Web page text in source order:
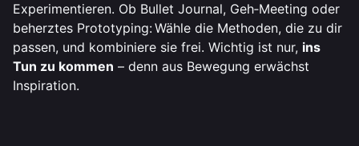
Experimentieren. Ob Bullet Journal, Geh‑Meeting oder
beherztes Prototyping: Wähle die Methoden, die zu dir
passen, und kombiniere sie frei. Wichtig ist nur, ins
Tun zu kommen – denn aus Bewegung erwächst
Inspiration.